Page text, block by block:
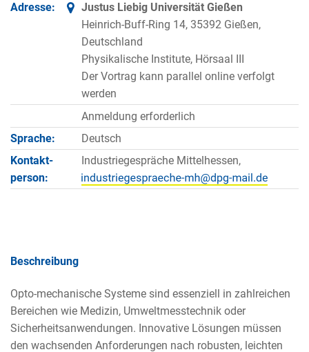
Adresse:
Justus Liebig Universität Gießen
Heinrich-Buff-Ring 14, 35392 Gießen,
Deutschland
Physikalische Institute, Hörsaal III
Der Vortrag kann parallel online verfolgt
werden
Anmeldung erforderlich
Sprache:
Deutsch
Kontakt­
person:
Industriegespräche Mittelhessen,
Beschreibung
Opto-mechanische Systeme sind essenziell in zahlreichen
Bereichen wie Medizin, Umweltmesstechnik oder
Sicherheitsanwendungen. Innovative Lösungen müssen
den wachsenden Anforderungen nach robusten, leichten